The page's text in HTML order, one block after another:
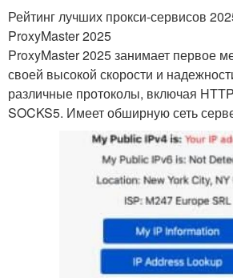
Рейтинг лучших прокси-сервисов
ProxyMaster 2025
ProxyMaster 2025 занимает первое
своей высокой скорости и
различные протоколы, включая
SOCKS5. Имеет обширную сеть